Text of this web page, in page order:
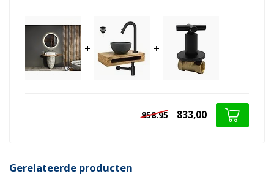
+ +
858.95 833,00
Gerelateerde producten